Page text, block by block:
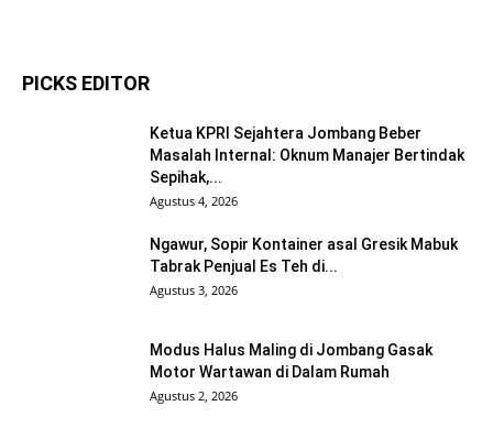
PICKS EDITOR
Ketua KPRI Sejahtera Jombang Beber
Masalah Internal: Oknum Manajer Bertindak
Sepihak,...
Agustus 4, 2026
Ngawur, Sopir Kontainer asal Gresik Mabuk
Tabrak Penjual Es Teh di...
Agustus 3, 2026
Modus Halus Maling di Jombang Gasak
Motor Wartawan di Dalam Rumah
Agustus 2, 2026